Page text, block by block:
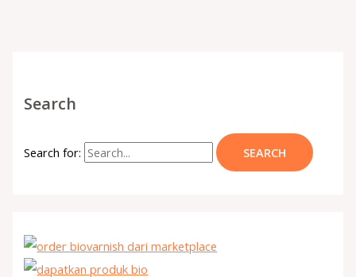
Search
Search for: